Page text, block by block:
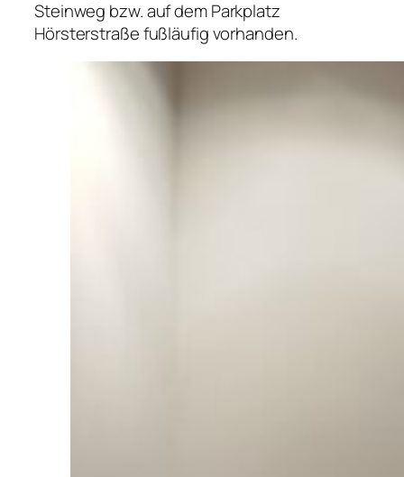
Steinweg bzw. auf dem Parkplatz
Hörsterstraße fußläufig vorhanden.